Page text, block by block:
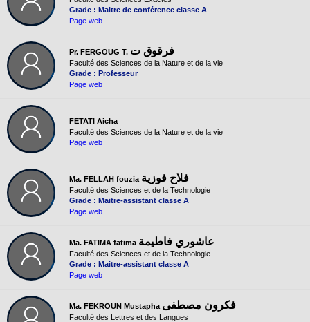
Grade : Maitre de conférence classe A
Page web
Pr. FERGOUG T. فرقوق ت
Faculté des Sciences de la Nature et de la vie
Grade : Professeur
Page web
FETATI Aicha
Faculté des Sciences de la Nature et de la vie
Page web
Ma. FELLAH fouzia فلاح فوزية
Faculté des Sciences et de la Technologie
Grade : Maitre-assistant classe A
Page web
Ma. FATIMA fatima عاشوري فاطيمة
Faculté des Sciences et de la Technologie
Grade : Maitre-assistant classe A
Page web
Ma. FEKROUN Mustapha فكرون مصطفى
Faculté des Lettres et des Langues